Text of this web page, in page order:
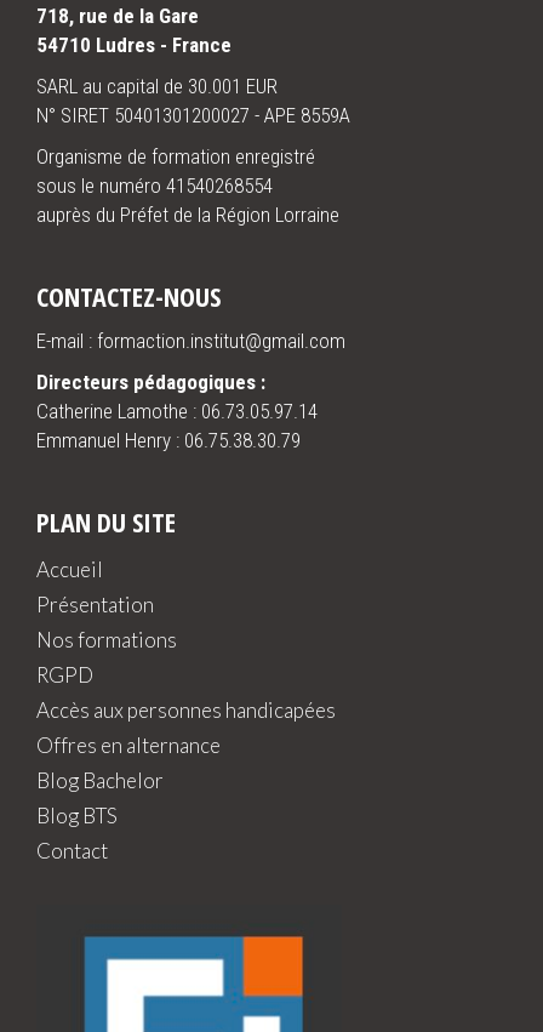
718, rue de la Gare
54710 Ludres - France
SARL au capital de 30.001 EUR
N° SIRET 50401301200027 - APE 8559A
Organisme de formation enregistré
sous le numéro 41540268554
auprès du Préfet de la Région Lorraine
CONTACTEZ-NOUS
E-mail : formaction.institut@gmail.com
Directeurs pédagogiques :
Catherine Lamothe : 06.73.05.97.14
Emmanuel Henry : 06.75.38.30.79
PLAN DU SITE
Accueil
Présentation
Nos formations
RGPD
Accès aux personnes handicapées
Offres en alternance
Blog Bachelor
Blog BTS
Contact